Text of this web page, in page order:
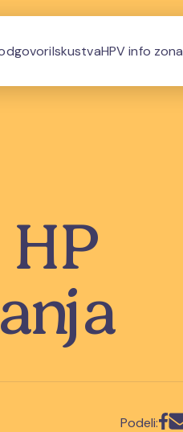
IskustvaHPV info zona
Podeli: